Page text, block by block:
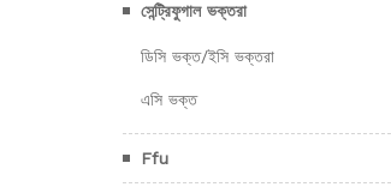
সেন্ট্রিফুগাল ভক্তরা
ডিসি ভক্ত/ইসি ভক্তরা
এসি ভক্ত
Ffu